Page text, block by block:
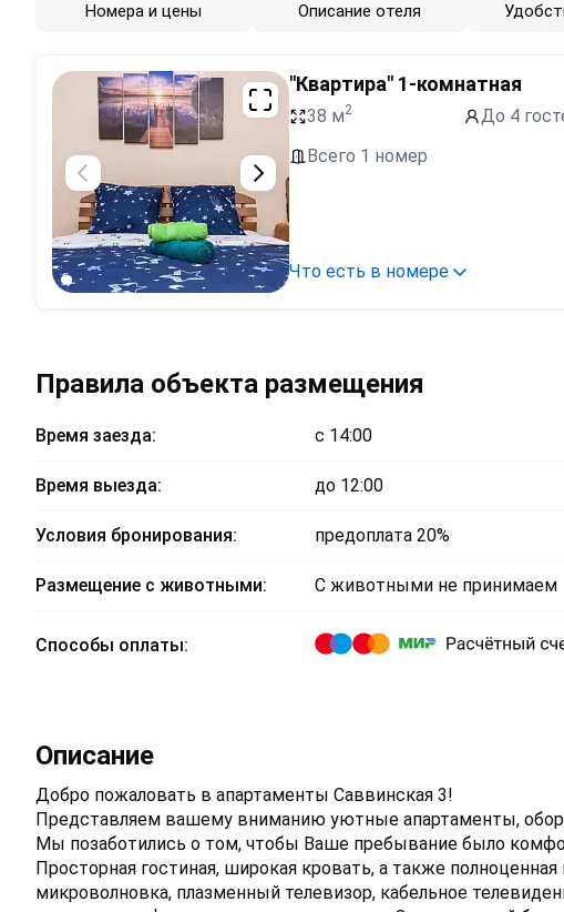
Номера и цены Описание отеля
"Квартира" 1-комнатная
38 м2
До 4
Всего 1 номер
Что есть в номере
Правила объекта размещения
Время заезда: с 14:00
Время выезда: до 12:00
Условия бронирования: предоплата 20%
Размещение с животными: С животными не принимаем
Способы оплаты:
Описание
Добро пожаловать в апартаменты Саввинская 3!
Представляем вашему вниманию уютные апартаменты,
Мы позаботились о том, чтобы Ваше пребывание было
Просторная гостиная, широкая кровать, а также
микроволновка, плазменный телевизор, кабельное